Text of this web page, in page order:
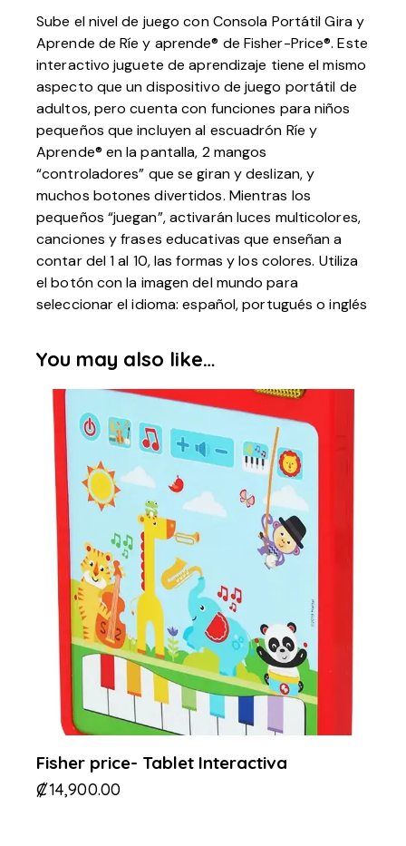
Sube el nivel de juego con Consola Portátil Gira y
Aprende de Ríe y aprende® de Fisher-Price®. Este
interactivo juguete de aprendizaje tiene el mismo
aspecto que un dispositivo de juego portátil de
adultos, pero cuenta con funciones para niños
pequeños que incluyen al escuadrón Ríe y
Aprende® en la pantalla, 2 mangos
“controladores” que se giran y deslizan, y
muchos botones divertidos. Mientras los
pequeños “juegan”, activarán luces multicolores,
canciones y frases educativas que enseñan a
contar del 1 al 10, las formas y los colores. Utiliza
el botón con la imagen del mundo para
seleccionar el idioma: español, portugués o inglés
You may also like…
Fisher price- Tablet Interactiva
₡14,900.00